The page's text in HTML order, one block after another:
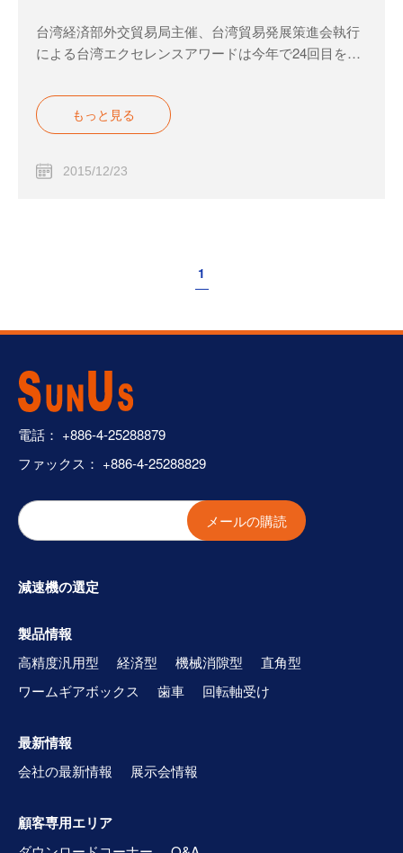
台湾経済部外交貿易局主催、台湾貿易発展策進会執行
による台湾エクセレンスアワードは今年で24回目を迎
もっと見る
2015/12/23
1
電話： +886-4-25288879
ファックス： +886-4-25288829
メールの購読
減速機の選定
製品情報
高精度汎用型 経済型 機械消隙型
直角型
ワームギアボックス
歯車 回転軸受け
最新情報
会社の最新情報 展示会情報
顧客専用エリア